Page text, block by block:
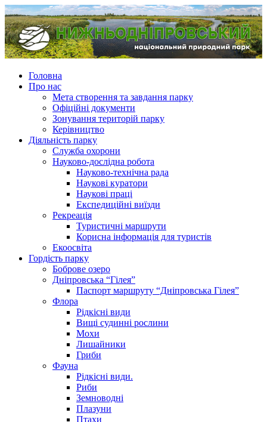
Головна
Про нас
Мета створення та завдання парку
Офіційні документи
Зонування територій парку
Керівництво
Діяльність парку
Служба охорони
Науково-дослідна робота
Науково-технічна рада
Наукові куратори
Наукові праці
Експедиційні виїзди
Рекреація
Туристичні маршрути
Корисна інформація для туристів
Екоосвіта
Гордість парку
Боброве озеро
Дніпровська “Гілея”
Паспорт маршруту “Дніпровська Гілея”
Флора
Рідкісні види
Вищі судинні рослини
Мохи
Лишайники
Гриби
Фауна
Рідкісні види.
Риби
Земноводні
Плазуни
Птахи